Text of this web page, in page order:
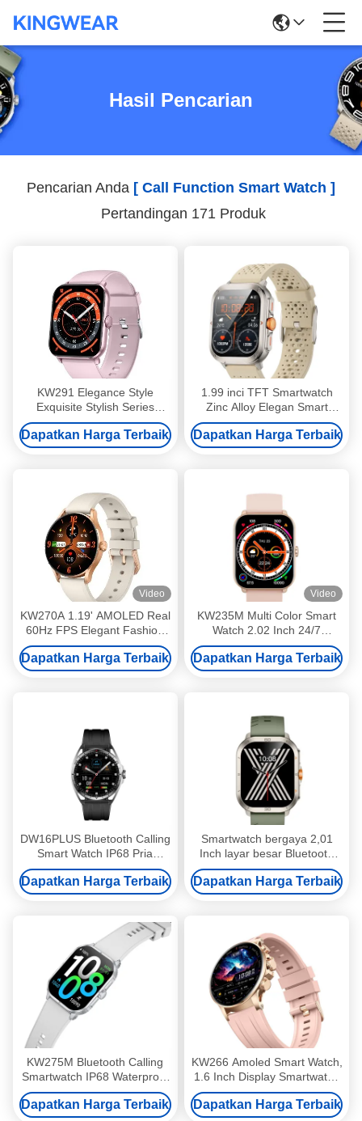
Hasil Pencarian
Pencarian Anda [ Call Function Smart Watch ]
Pertandingan 171 Produk
KW291 Elegance Style
Exquisite Stylish Series
Compact Fashion Smart
Watch
Dapatkan Harga Terbaik
1.99 inci TFT Smartwatch
Zinc Alloy Elegan Smart
Watch HD Tampilan
Dapatkan Harga Terbaik
Video
KW270A 1.19' AMOLED Real
60Hz FPS Elegant Fashion
Smart Watch dengan Baterai
300mAh tahan lama dan
Chipset JL7012A6 yang kuat
Dapatkan Harga Terbaik
Video
KW235M Multi Color Smart
Watch 2.02 Inch 24/7
Monitoring Kesehatan
Smartwatch Waterproof IP68
Dapatkan Harga Terbaik
DW16PLUS Bluetooth Calling
Smart Watch IP68 Pria
Smartwatch Bulat Dengan
Layar Amoled
Dapatkan Harga Terbaik
Smartwatch bergaya 2,01
Inch layar besar Bluetooth
menelepon Smart Watch
AMOLED display
Dapatkan Harga Terbaik
KW275M Bluetooth Calling
Smartwatch IP68 Waterproof
Dynamic Island Jam tangan
pintar 2,02 Inch
Dapatkan Harga Terbaik
KW266 Amoled Smart Watch,
1.6 Inch Display Smartwatch
Dengan Bluetooth Calling
Dapatkan Harga Terbaik